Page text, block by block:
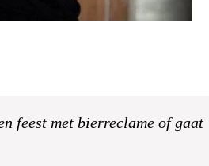
feest met bierreclame of gaat